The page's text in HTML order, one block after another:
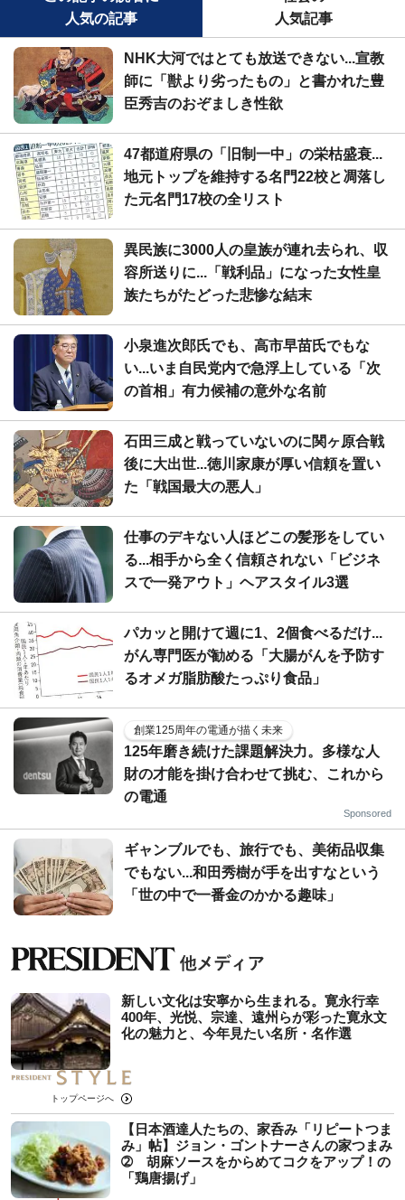
人気の記事
人気記事
NHK大河ではとても放送できない...宣教
師に「獣より劣ったもの」と書かれた豊
臣秀吉のおぞましき性欲
47都道府県の「旧制一中」の栄枯盛衰...
地元トップを維持する名門22校と凋落し
た元名門17校の全リスト
異民族に3000人の皇族が連れ去られ、収
容所送りに...「戦利品」になった女性皇
族たちがたどった悲惨な結末
小泉進次郎氏でも、高市早苗氏でもな
い...いま自民党内で急浮上している「次
の首相」有力候補の意外な名前
石田三成と戦っていないのに関ヶ原合戦
後に大出世...徳川家康が厚い信頼を置い
た「戦国最大の悪人」
仕事のデキない人ほどこの髪形をしてい
る...相手から全く信頼されない「ビジネ
スで一発アウト」ヘアスタイル3選
パカッと開けて週に1、2個食べるだけ...
がん専門医が勧める「大腸がんを予防す
るオメガ脂肪酸たっぷり食品」
創業125周年の電通が描く未来
125年磨き続けた課題解決力。多様な人
財の才能を掛け合わせて挑む、これから
の電通
Sponsored
ギャンブルでも、旅行でも、美術品収集
でもない...和田秀樹が手を出すなという
「世の中で一番金のかかる趣味」
新しい文化は安寧から生まれる。寛永行幸
400年、光悦、宗達、遠州らが彩った寛永文
化の魅力と、今年見たい名所・名作選
トップページへ
【日本酒達人たちの、家呑み「リピートつま
み」帖】ジョン・ゴントナーさんの家つまみ
➁ 胡麻ソースをからめてコクをアップ！の
「鶏唐揚げ」